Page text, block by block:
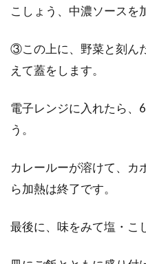
こしょう、中濃ソースを
③この上に、野菜と刻ん
えて蓋をします。
電子レンジに入れたら、
う。
カレールーが溶けて、カ
ら加熱は終了です。
最後に、味をみて塩・こ